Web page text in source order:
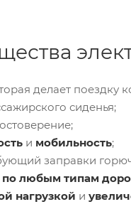
делает поездку
сиденья;
и мобильность;
заправки
по любым типам
нагрузкой и